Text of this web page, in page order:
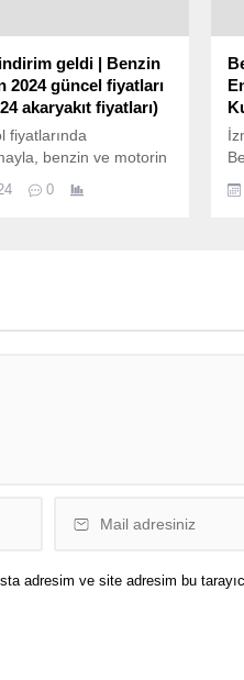
geldi | Benzin
2024 güncel fiyatları
akaryakıt fiyatları)
fiyatlarında
benzin ve motorin
ve zam
değişkenlik gösteriyor.
fiyatı kaç para, dizel
0
adresim ve site adresim bu